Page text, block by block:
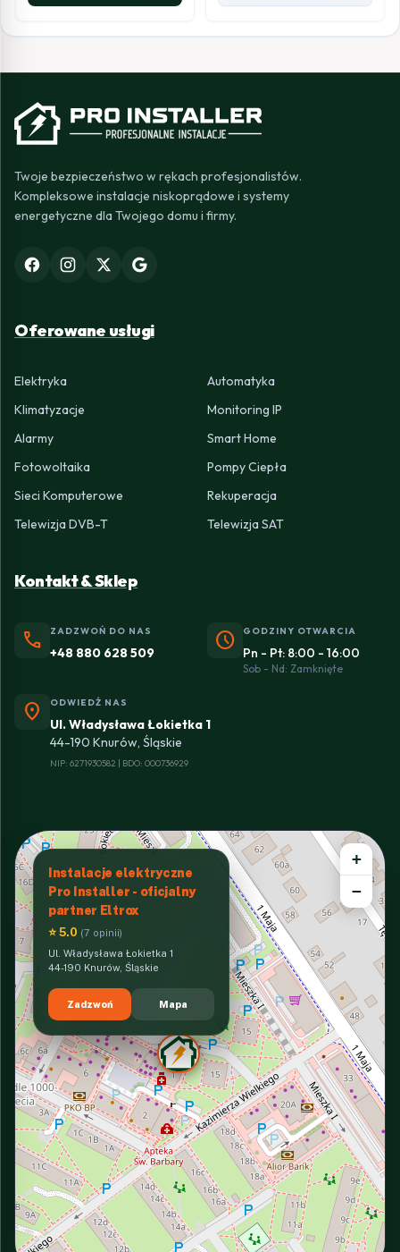
Twoje bezpieczeństwo w rękach profesjonalistów.
Kompleksowe instalacje niskoprądowe i systemy
energetyczne dla Twojego domu i firmy.
Oferowane usługi
Elektryka
Automatyka
Klimatyzacje
Monitoring IP
Alarmy
Smart Home
Fotowoltaika
Pompy Ciepła
Sieci Komputerowe
Rekuperacja
Telewizja DVB-T
Telewizja SAT
Kontakt & Sklep
phone ZADZWOŃ DO NAS
+48 880 628 509 schedule GODZINY OTWARCIA
Pn - Pt: 8:00 - 16:00
Sob - Nd: Zamknięte
location_on ODWIEDŹ NAS
Ul. Władysława Łokietka 1
44-190 Knurów, Śląskie
NIP: 6271930582 | BDO: 000736929
Instalacje elektryczne
Pro Installer - oficjalny
partner Eltrox
⭐ 5.0 (7 opinii)
Ul. Władysława Łokietka 1
44-190 Knurów, Śląskie
Zadzwoń Mapa
+
−
INTERACTIVE VIEW